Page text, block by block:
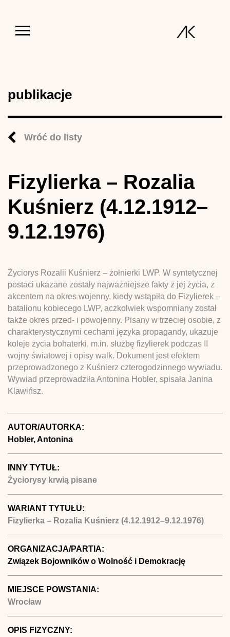
publikacje
Wróć do listy
Fizylierka – Rozalia
Kuśnierz (4.12.1912–
9.12.1976)
Życiorys Rozalii Kuśnierz – żołnierki LWP. W syntetycznej
postaci ukazane zostały najważniejsze fakty z jej życia, z
akcentem na okres wojenny, kiedy wstąpiła do Fizylierek –
batalionu kobiecego LWP, aczkolwiek wspomniany został
także okres przed- i powojenny. Pisany w trzeciej osobie, z
charakterystycznymi cechami języka propagandy, ukazuje
koleje życia bohaterki, m.in. służbę fizylierek podczas II
wojny światowej i opisy walk. Dokument jest efektem
przeprowadzonego z Kuśnierz czterogodzinnego wywiadu.
Wywiad przeprowadziła Antonina Hobler, spisała Janina
Klawińsz.
AUTOR/AUTORKA:
Hobler, Antonina
INNY TYTUŁ:
Życiorysy krwią pisane
WARIANT TYTUŁU:
Fizylierka – Rozalia Kuśnierz (4.12.1912–9.12.1976)
ORGANIZACJA/PARTIA:
Związek Bojowników o Wolność i Demokrację
MIEJSCE POWSTANIA:
Wrocław
OPIS FIZYCZNY: